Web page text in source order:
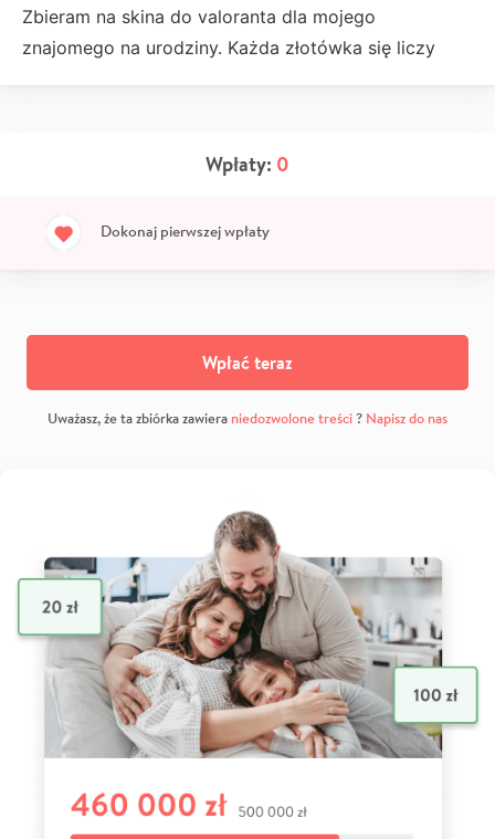
Zbieram na skina do valoranta dla mojego
znajomego na urodziny. Każda złotówka się liczy
Wpłaty: 0
Dokonaj pierwszej wpłaty
Wpłać teraz
Uważasz, że ta zbiórka zawiera niedozwolone treści? Napisz do nas